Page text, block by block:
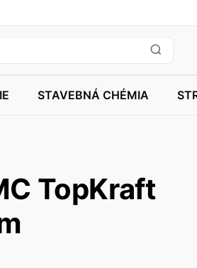
STAVEBNÁ CHÉMIA
TopKraft